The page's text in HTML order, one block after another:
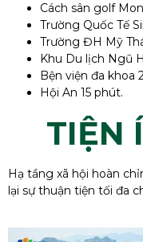
Cách sân golf
Trường Quốc Tế
Trường ĐH Mỹ
Khu Du lịch Ngũ
Bện viện đa khoa
Hội An 15 phút.
TIỆN
Hạ tầng xã hội hoàn
lại sự thuận tiện tối đa